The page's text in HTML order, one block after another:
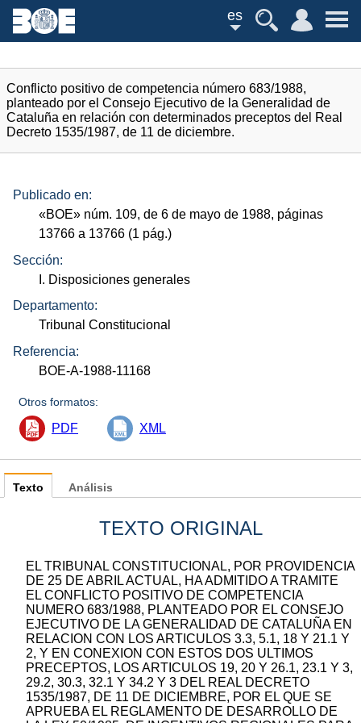
es
Conflicto positivo de competencia número 683/1988,
planteado por el Consejo Ejecutivo de la Generalidad de
Cataluña en relación con determinados preceptos del Real
Decreto 1535/1987, de 11 de diciembre.
Publicado en:
«BOE» núm. 109, de 6 de mayo de 1988, páginas
13766 a 13766 (1 pág.)
Sección:
I. Disposiciones generales
Departamento:
Tribunal Constitucional
Referencia:
BOE-A-1988-11168
Otros formatos:
PDF XML
Texto
TEXTO ORIGINAL
EL TRIBUNAL CONSTITUCIONAL, POR PROVIDENCIA
DE 25 DE ABRIL ACTUAL, HA ADMITIDO A TRAMITE
EL CONFLICTO POSITIVO DE COMPETENCIA
NUMERO 683/1988, PLANTEADO POR EL CONSEJO
EJECUTIVO DE LA GENERALIDAD DE CATALUÑA EN
RELACION CON LOS ARTICULOS 3.3, 5.1, 18 Y 21.1 Y
2, Y EN CONEXION CON ESTOS DOS ULTIMOS
PRECEPTOS, LOS ARTICULOS 19, 20 Y 26.1, 23.1 Y 3,
29.2, 30.3, 32.1 Y 34.2 Y 3 DEL REAL DECRETO
1535/1987, DE 11 DE DICIEMBRE, POR EL QUE SE
APRUEBA EL REGLAMENTO DE DESARROLLO DE
Análisis